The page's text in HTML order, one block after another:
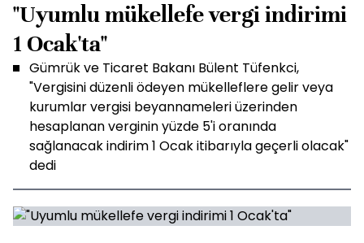
"Uyumlu mükellefe vergi indirimi
1 Ocak'ta"
Gümrük ve Ticaret Bakanı Bülent Tüfenkci,
"Vergisini düzenli ödeyen mükelleflere gelir veya
kurumlar vergisi beyannameleri üzerinden
hesaplanan verginin yüzde 5'i oranında
sağlanacak indirim 1 Ocak itibarıyla geçerli olacak"
dedi